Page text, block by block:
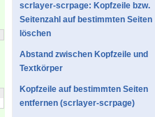
scrlayer-scrpage: Kopfzeile bzw.
Seitenzahl auf bestimmten Seiten
löschen
Abstand zwischen Kopfzeile und
Textkörper
Kopfzeile auf bestimmten Seiten
entfernen (scrlayer-scrpage)